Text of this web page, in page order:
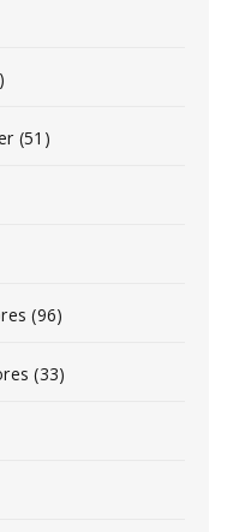
(51)
(96)
(33)